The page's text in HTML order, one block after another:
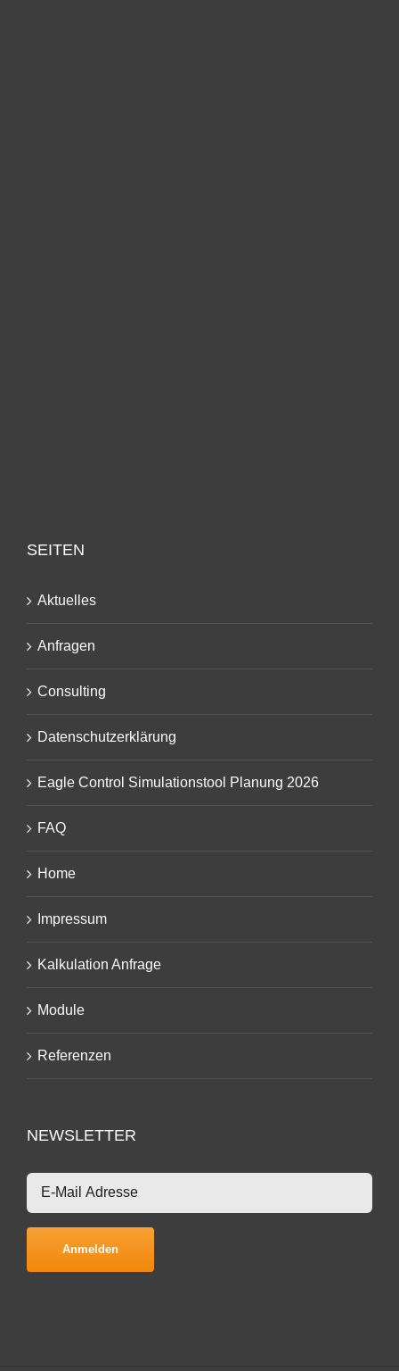
SEITEN
Aktuelles
Anfragen
Consulting
Datenschutzerklärung
Eagle Control Simulationstool Planung 2026
FAQ
Home
Impressum
Kalkulation Anfrage
Module
Referenzen
NEWSLETTER